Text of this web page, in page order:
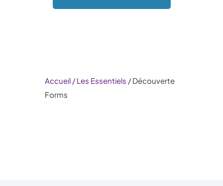
Accueil /Les Essentiels / Découverte
Forms